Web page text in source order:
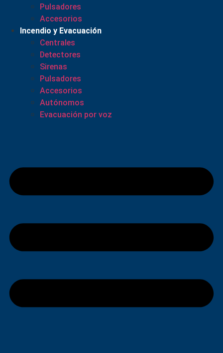
Pulsadores
Accesorios
Incendio y Evacuación
Centrales
Detectores
Sirenas
Pulsadores
Accesorios
Autónomos
Evacuación por voz